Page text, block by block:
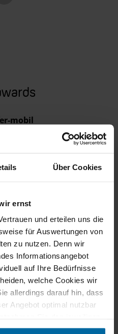
Über Cookies
ernst
und erteilen uns die
für Auswertungen von
zu nutzen. Denn wir
Informationsangebot
auf Ihre Bedürfnisse
welche Cookies wir
allerdings darauf hin, dass
Angebot optimal nutzbar
mobil
wie
von